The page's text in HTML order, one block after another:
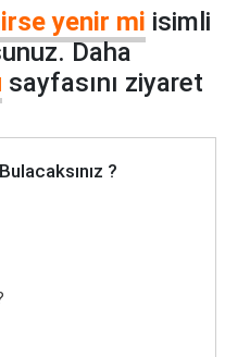
yenir mi isimli
Daha
sayfasını ziyaret
?